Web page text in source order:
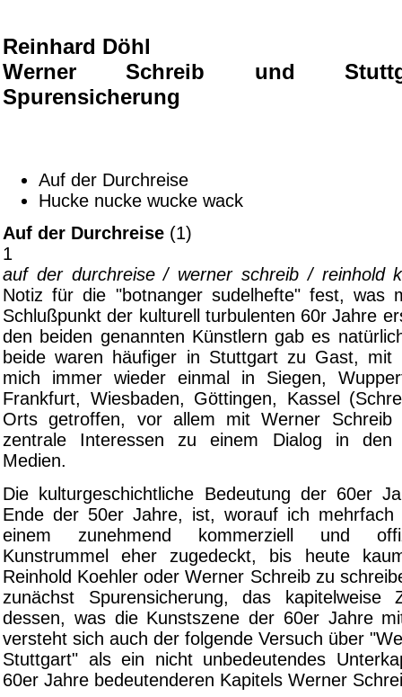
Reinhard Döhl
Werner Schreib und
Spurensicherung
Auf der Durchreise
Hucke nucke wucke wack
Auf der Durchreise (1)
1
auf der durchreise / werner schreib / reinhold
Notiz für die "botnanger sudelhefte" fest, was
Schlußpunkt der kulturell turbulenten 60r Jahre
den beiden genannten Künstlern gab es
beide waren häufiger in Stuttgart zu Gast, mit
mich immer wieder einmal in Siegen,
Frankfurt, Wiesbaden, Göttingen, Kassel
Orts getroffen, vor allem mit Werner Schreib
zentrale Interessen zu einem Dialog in den
Medien.
Die kulturgeschichtliche Bedeutung der 60er
Ende der 50er Jahre, ist, worauf ich mehrfach
einem zunehmend kommerziell und
Kunstrummel eher zugedeckt, bis heute
Reinhold Koehler oder Werner Schreib zu
zunächst Spurensicherung, das kapitelweise
dessen, was die Kunstszene der 60er Jahre
versteht sich auch der folgende Versuch über
Stuttgart" als ein nicht unbedeutendes
60er Jahre bedeutenderen Kapitels Werner